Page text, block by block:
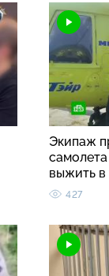
Экипаж
самолета
выжить в
427